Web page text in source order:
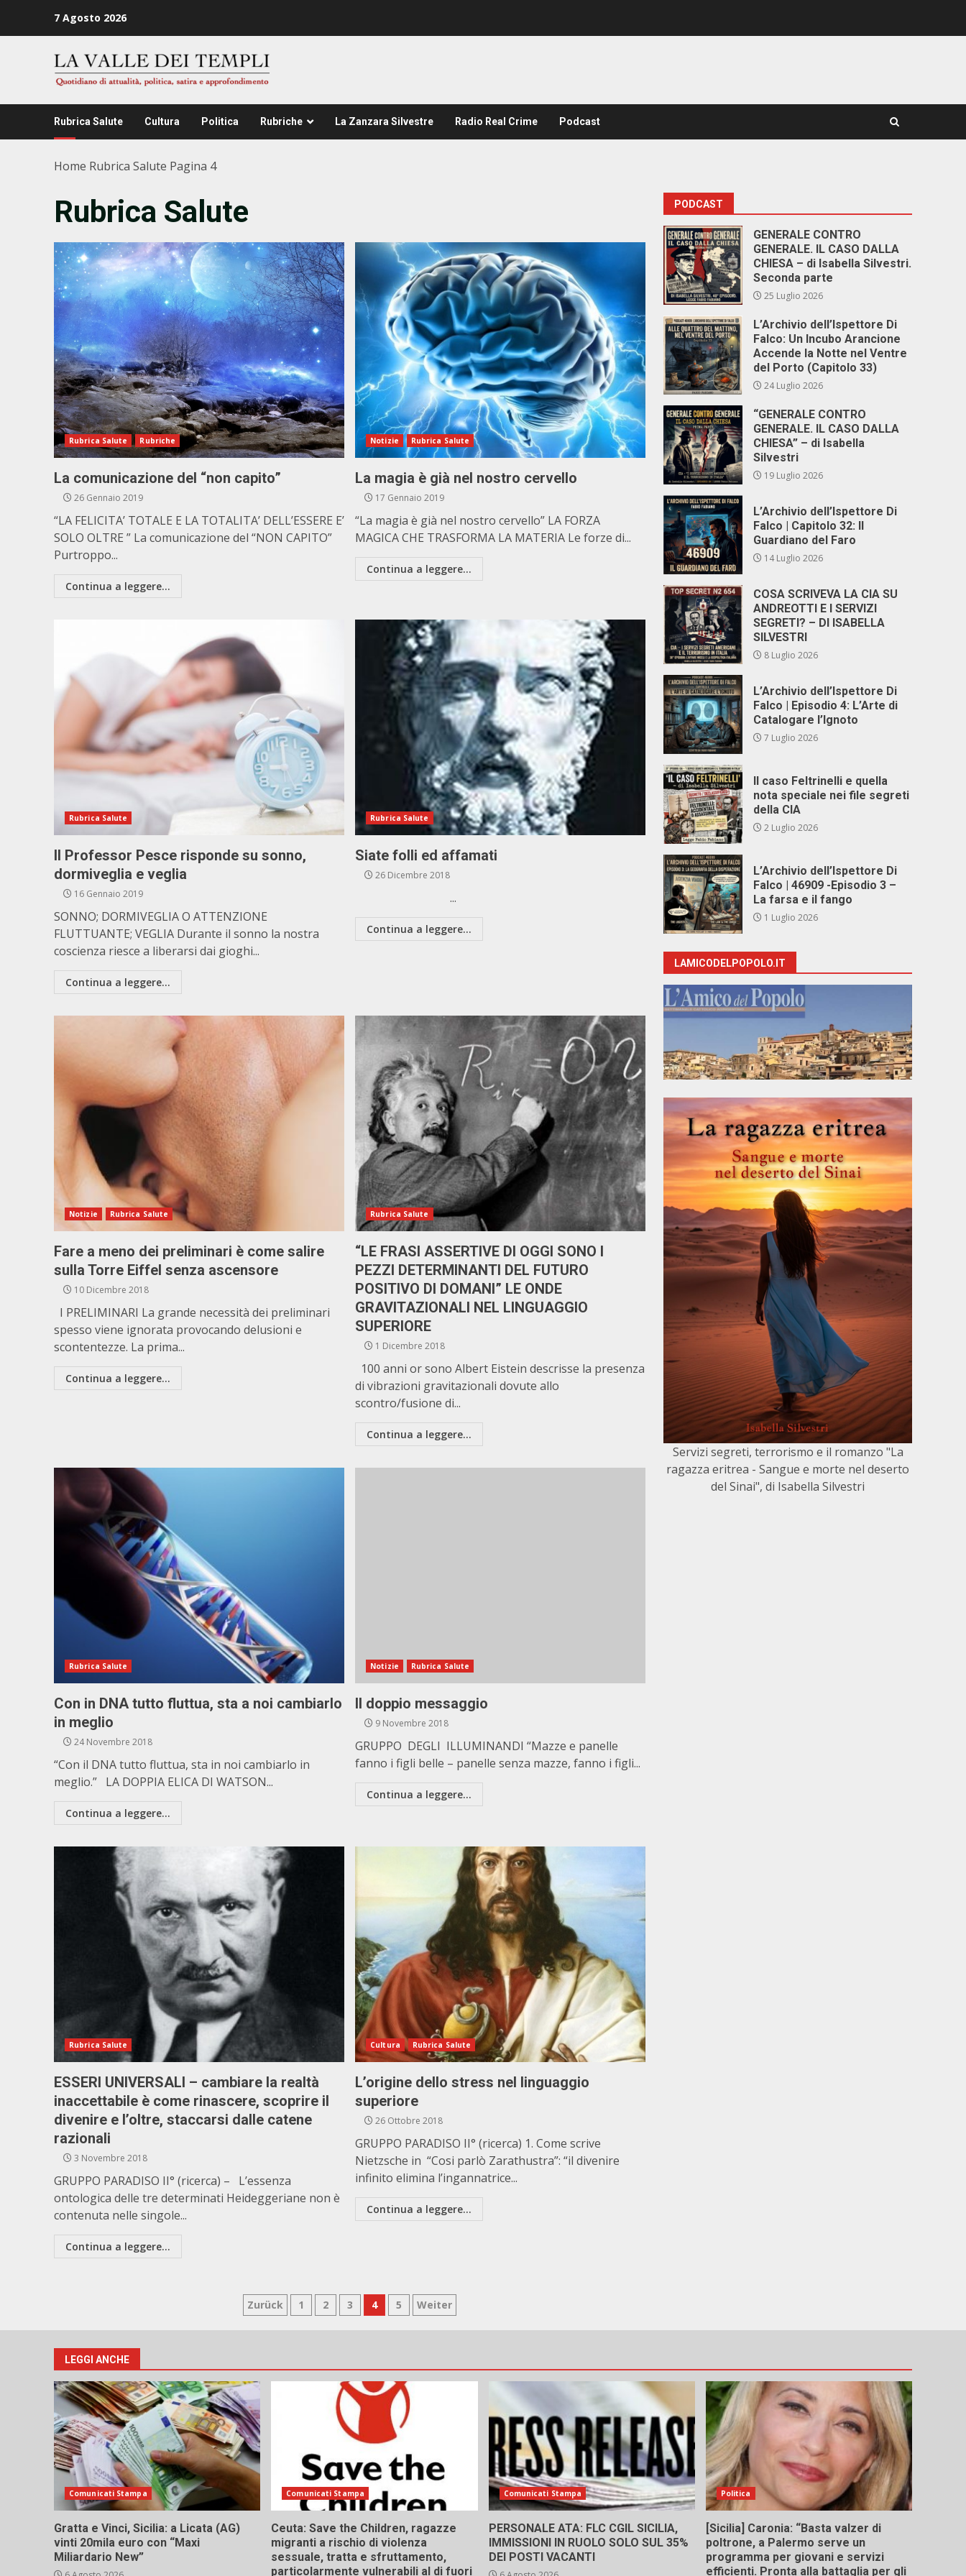
7 Agosto 2026
Rubrica Salute Cultura Politica Rubriche La Zanzara Silvestre Radio Real Crime Podcast
Home Rubrica Salute Pagina 4
Rubrica Salute
Rubrica Salute Rubriche
La comunicazione del “non capito”
26 Gennaio 2019
“LA FELICITA’ TOTALE E LA TOTALITA’ DELL’ESSERE E’
SOLO OLTRE ” La comunicazione del “NON CAPITO”
Purtroppo...
Continua a leggere...
Notizie Rubrica Salute
La magia è già nel nostro cervello
17 Gennaio 2019
“La magia è già nel nostro cervello” LA FORZA
MAGICA CHE TRASFORMA LA MATERIA Le forze di...
Continua a leggere...
Rubrica Salute
Il Professor Pesce risponde su sonno,
dormiveglia e veglia
16 Gennaio 2019
SONNO; DORMIVEGLIA O ATTENZIONE
FLUTTUANTE; VEGLIA Durante il sonno la nostra
coscienza riesce a liberarsi dai gioghi...
Continua a leggere...
Rubrica Salute
Siate folli ed affamati
26 Dicembre 2018
...
Continua a leggere...
Notizie Rubrica Salute
Fare a meno dei preliminari è come salire
sulla Torre Eiffel senza ascensore
10 Dicembre 2018
I PRELIMINARI La grande necessità dei preliminari
spesso viene ignorata provocando delusioni e
scontentezze. La prima...
Continua a leggere...
Rubrica Salute
“LE FRASI ASSERTIVE DI OGGI SONO I
PEZZI DETERMINANTI DEL FUTURO
POSITIVO DI DOMANI” LE ONDE
GRAVITAZIONALI NEL LINGUAGGIO
SUPERIORE
1 Dicembre 2018
100 anni or sono Albert Eistein descrisse la presenza
di vibrazioni gravitazionali dovute allo
scontro/fusione di...
Continua a leggere...
Rubrica Salute
Con in DNA tutto fluttua, sta a noi cambiarlo
in meglio
24 Novembre 2018
“Con il DNA tutto fluttua, sta in noi cambiarlo in
meglio.” LA DOPPIA ELICA DI WATSON...
Continua a leggere...
Notizie Rubrica Salute
Il doppio messaggio
9 Novembre 2018
GRUPPO DEGLI ILLUMINANDI “Mazze e panelle
fanno i figli belle – panelle senza mazze, fanno i figli...
Continua a leggere...
Rubrica Salute
ESSERI UNIVERSALI – cambiare la realtà
inaccettabile è come rinascere, scoprire il
divenire e l’oltre, staccarsi dalle catene
razionali
3 Novembre 2018
GRUPPO PARADISO II° (ricerca) – L’essenza
ontologica delle tre determinati Heideggeriane non è
contenuta nelle singole...
Continua a leggere...
Cultura Rubrica Salute
L’origine dello stress nel linguaggio
superiore
26 Ottobre 2018
GRUPPO PARADISO II° (ricerca) 1. Come scrive
Nietzsche in “Cosi parlò Zarathustra”: “il divenire
infinito elimina l’ingannatrice...
Continua a leggere...
Paginazione
degli
articoli
Zurück 1 2 3 4 5 Weiter
PODCAST
GENERALE CONTRO
GENERALE. IL CASO DALLA
CHIESA – di Isabella Silvestri.
Seconda parte
25 Luglio 2026
L’Archivio dell’Ispettore Di
Falco: Un Incubo Arancione
Accende la Notte nel Ventre
del Porto (Capitolo 33)
24 Luglio 2026
“GENERALE CONTRO
GENERALE. IL CASO DALLA
CHIESA” – di Isabella
Silvestri
19 Luglio 2026
L’Archivio dell’Ispettore Di
Falco | Capitolo 32: Il
Guardiano del Faro
14 Luglio 2026
COSA SCRIVEVA LA CIA SU
ANDREOTTI E I SERVIZI
SEGRETI? – DI ISABELLA
SILVESTRI
8 Luglio 2026
L’Archivio dell’Ispettore Di
Falco | Episodio 4: L’Arte di
Catalogare l’Ignoto
7 Luglio 2026
Il caso Feltrinelli e quella
nota speciale nei file segreti
della CIA
2 Luglio 2026
L’Archivio dell’Ispettore Di
Falco | 46909 -Episodio 3 –
La farsa e il fango
1 Luglio 2026
LAMICODELPOPOLO.IT
Servizi segreti, terrorismo e il romanzo "La
ragazza eritrea - Sangue e morte nel deserto
del Sinai", di Isabella Silvestri
LEGGI ANCHE
Comunicati Stampa
Gratta e Vinci, Sicilia: a Licata (AG)
vinti 20mila euro con “Maxi
Miliardario New”
Comunicati Stampa
Ceuta: Save the Children, ragazze
migranti a rischio di violenza
sessuale, tratta e sfruttamento,
particolarmente vulnerabili al di fuori
Comunicati Stampa
PERSONALE ATA: FLC CGIL SICILIA,
IMMISSIONI IN RUOLO SOLO SUL 35%
DEI POSTI VACANTI
Politica
[Sicilia] Caronia: “Basta valzer di
poltrone, a Palermo serve un
programma per giovani e servizi
efficienti. Pronta alla battaglia per gli